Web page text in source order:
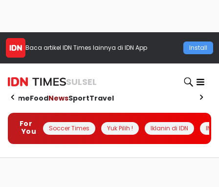
Baca artikel IDN Times lainnya di IDN App Install
SULSEL
HomeFoodNewsSportTravel
For
You
Soccer Times Yuk Pilih ! Iklanin di IDN